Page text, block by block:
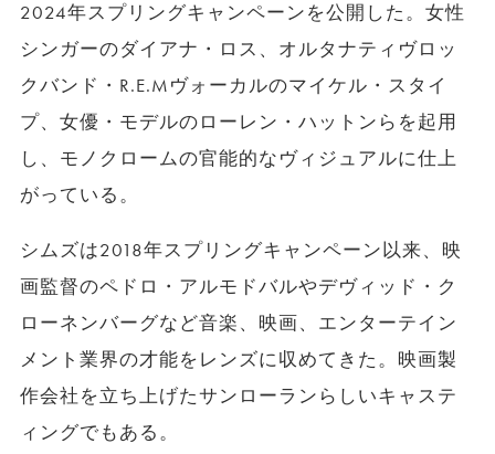
2024年スプリングキャンペーンを公開した。女性
シンガーのダイアナ・ロス、オルタナティヴロッ
クバンド・R.E.Mヴォーカルのマイケル・スタイ
プ、女優・モデルのローレン・ハットンらを起用
し、モノクロームの官能的なヴィジュアルに仕上
がっている。
シムズは2018年スプリングキャンペーン以来、映
画監督のペドロ・アルモドバルやデヴィッド・ク
ローネンバーグなど音楽、映画、エンターテイン
メント業界の才能をレンズに収めてきた。映画製
作会社を立ち上げたサンローランらしいキャステ
ィングでもある。